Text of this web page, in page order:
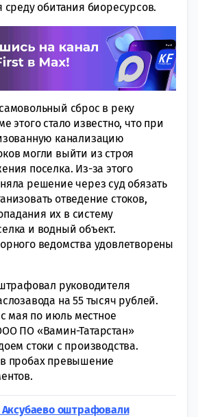
среду обитания биоресурсов.
сброс в реку
этого стало известно, что при
канализацию
могли выйти из строя
поселка. Из-за этого
решение через суд обязать
отведение стоков,
их в систему
и водный объект.
ведомства удовлетворены
руководителя
на 55 тысяч рублей.
мая по июль местное
ПО «Вамин-Татарстан»
стоки с производства.
пробах превышение
Аксубаево оштрафовали